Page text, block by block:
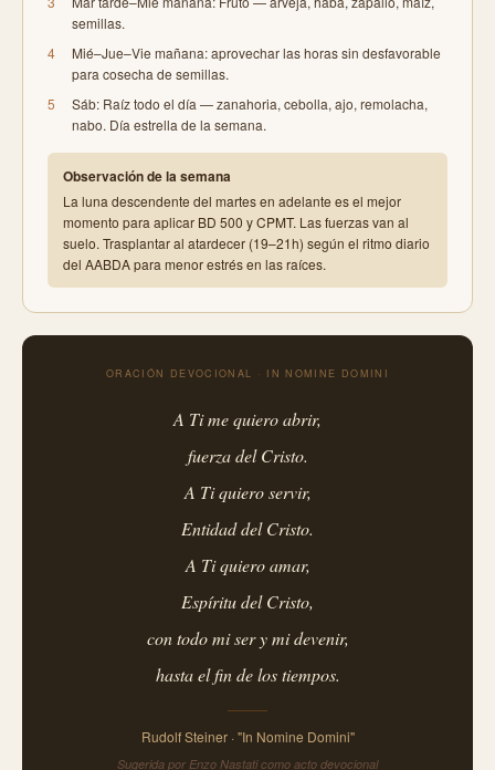
semillas.
4
Mié–Jue–Vie mañana: aprovechar las horas sin desfavorable
para cosecha de semillas.
5
Sáb: Raíz todo el día — zanahoria, cebolla, ajo, remolacha,
nabo. Día estrella de la semana.
Observación de la semana
La luna descendente del martes en adelante es el mejor
momento para aplicar BD 500 y CPMT. Las fuerzas van al
suelo. Trasplantar al atardecer (19–21h) según el ritmo diario
del AABDA para menor estrés en las raíces.
ORACIÓN DEVOCIONAL · IN NOMINE DOMINI
A Ti me quiero abrir,
fuerza del Cristo.
A Ti quiero servir,
Entidad del Cristo.
A Ti quiero amar,
Espíritu del Cristo,
con todo mi ser y mi devenir,
hasta el fin de los tiempos.
Rudolf Steiner · "In Nomine Domini"
Sugerida por Enzo Nastati como acto devocional